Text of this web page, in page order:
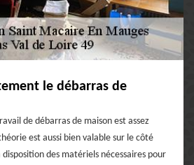
le débarras de
de débarras de maison est assez
est aussi bien valable sur le côté
des matériels nécessaires pour